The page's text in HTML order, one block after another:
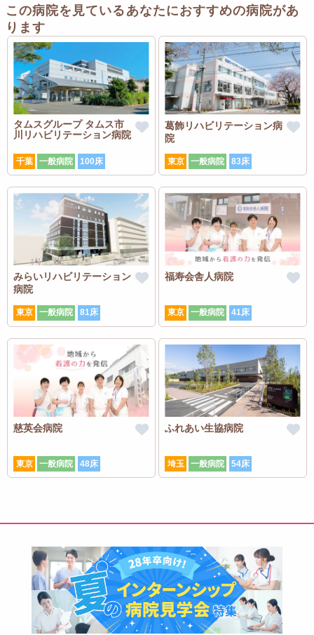
この病院を見ているあなたにおすすめの病院があ
ります
タムスグループ タムス市
川リハビリテーション病院
千葉 一般病院 100床
葛飾リハビリテーション病
院
東京 一般病院 83床
みらいリハビリテーション
病院
東京 一般病院 81床
福寿会舎人病院
東京 一般病院 41床
慈英会病院
東京 一般病院 48床
ふれあい生協病院
埼玉 一般病院 54床